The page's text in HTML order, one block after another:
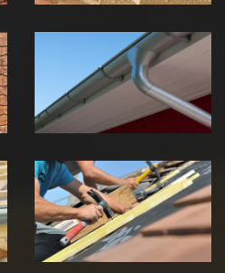
pose de
gouttière 39
Jura
Réparation de
toiture 39
Jura